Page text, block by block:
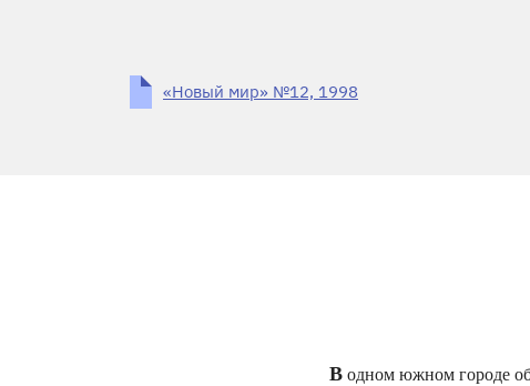
«Новый мир» №12, 1998
В одном южном городе